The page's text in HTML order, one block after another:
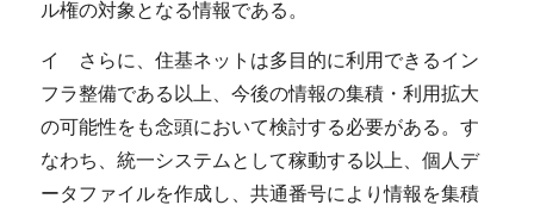
ル権の対象となる情報である。
イ さらに、住基ネットは多目的に利用できるイン
フラ整備である以上、今後の情報の集積・利用拡大
の可能性をも念頭において検討する必要がある。す
なわち、統一システムとして稼動する以上、個人デ
ータファイルを作成し、共通番号により情報を集積